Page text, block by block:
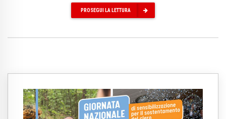
PROSEGUI LA LETTURA